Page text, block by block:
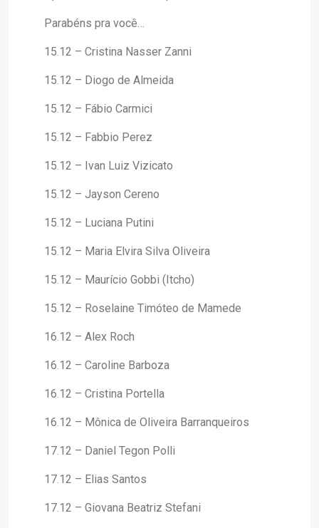
Parabéns pra você…
15.12 – Cristina Nasser Zanni
15.12 – Diogo de Almeida
15.12 – Fábio Carmici
15.12 – Fabbio Perez
15.12 – Ivan Luiz Vizicato
15.12 – Jayson Cereno
15.12 – Luciana Putini
15.12 – Maria Elvira Silva Oliveira
15.12 – Maurício Gobbi (Itcho)
15.12 – Roselaine Timóteo de Mamede
16.12 – Alex Roch
16.12 – Caroline Barboza
16.12 – Cristina Portella
16.12 – Mônica de Oliveira Barranqueiros
17.12 – Daniel Tegon Polli
17.12 – Elias Santos
17.12 – Giovana Beatriz Stefani